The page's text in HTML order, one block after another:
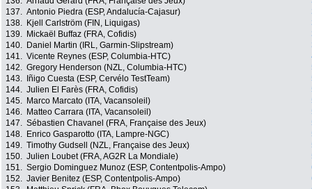
137. Antonio Piedra (ESP, Andalucía-Cajasur)
138.
Kjell Carlström (FIN, Liquigas)
139.
Mickaël Buffaz (FRA, Cofidis)
140.
Daniel Martin (IRL, Garmin-Slipstream)
141. Vicente Reynes (ESP, Columbia-HTC)
142. Gregory Henderson (NZL, Columbia-HTC)
143.
Iñigo Cuesta (ESP, Cervélo TestTeam)
144. Julien El Farès (FRA, Cofidis)
145.
Marco Marcato (ITA, Vacansoleil)
146.
Matteo Carrara (ITA, Vacansoleil)
147. Sébastien Chavanel (FRA, Française des Jeux)
148.
Enrico Gasparotto (ITA, Lampre-NGC)
149. Timothy Gudsell (NZL, Française des Jeux)
150. Julien Loubet (FRA, AG2R La Mondiale)
151. Sergio Dominguez Munoz (ESP, Contentpolis-Ampo)
152. Javier Benitez (ESP, Contentpolis-Ampo)